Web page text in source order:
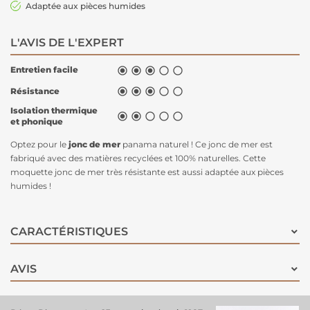
Adaptée aux pièces humides
L'AVIS DE L'EXPERT
Entretien facile     
Résistance     
Isolation thermique
et phonique
    
Optez pour le jonc de mer panama naturel ! Ce jonc de mer est
fabriqué avec des matières recyclées et 100% naturelles. Cette
moquette jonc de mer très résistante est aussi adaptée aux pièces
humides !
CARACTÉRISTIQUES
AVIS